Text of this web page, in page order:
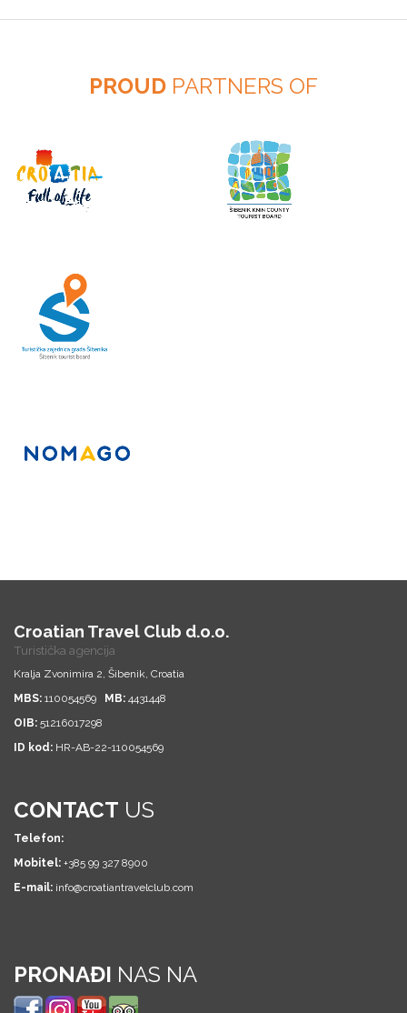
PROUD PARTNERS OF
Croatian Travel Club d.o.o.
Turistička agencija
Kralja Zvonimira 2, Šibenik, Croatia
MBS: 110054569 MB: 4431448
OIB: 51216017298
ID kod: HR-AB-22-110054569
CONTACT US
Telefon:
Mobitel: +385 99 327 8900
E-mail: info@croatiantravelclub.com
PRONAĐI NAS NA